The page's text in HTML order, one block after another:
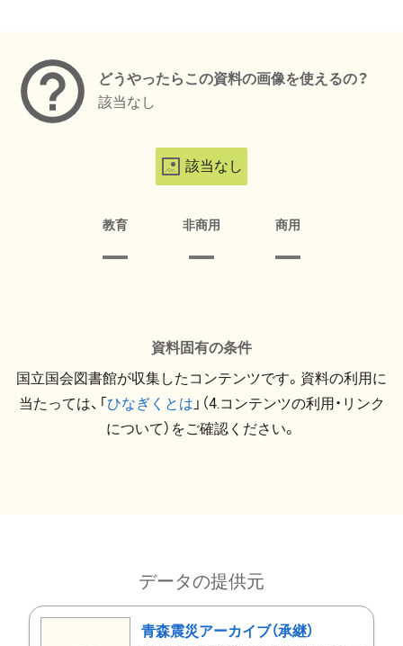
どうやったらこの資料の画像を使えるの？
該当なし
該当なし
教育 非商用 商用
資料固有の条件
国立国会図書館が収集したコンテンツです。資料の利用に
当たっては、「ひなぎくとは 」（4.コンテンツの利用・リンク
について）をご確認ください。
データの提供元
青森震災アーカイブ（承継）